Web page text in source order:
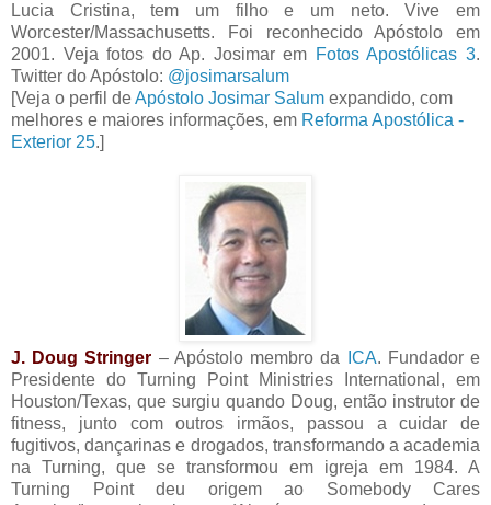
Lucia Cristina, tem um filho e um neto. Vive em
Worcester/Massachusetts. Foi reconhecido Apóstolo em
2001. Veja fotos do Ap. Josimar em Fotos Apostólicas 3.
Twitter do Apóstolo: @josimarsalum
[Veja o perfil deApóstolo Josimar Salum expandido, com
melhores e maiores informações, em Reforma Apostólica -
Exterior 25.]
J. Doug Stringer – Apóstolo membro da ICA. Fundador e
Presidente do Turning Point Ministries International, em
Houston/Texas, que surgiu quando Doug, então instrutor de
fitness, junto com outros irmãos, passou a cuidar de
fugitivos, dançarinas e drogados, transformando a academia
na Turning, que se transformou em igreja em 1984. A
Turning Point deu origem ao Somebody Cares